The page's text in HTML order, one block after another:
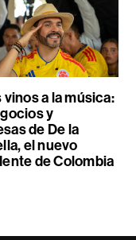
vinos a la música:
y
de De la
el nuevo
de Colombia